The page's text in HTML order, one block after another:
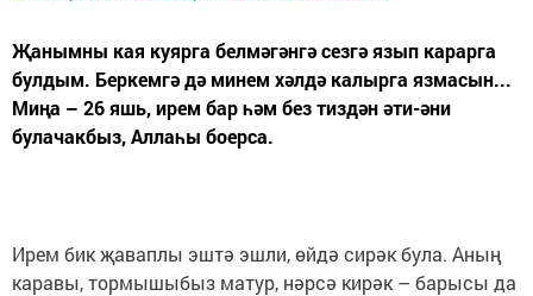
Җанымны кая куярга белмәгәнгә сезгә язып карарга
булдым. Беркемгә дә минем хәлдә калырга язмасын...
Миңа – 26 яшь, ирем бар һәм без тиздән әти-әни
булачакбыз, Аллаһы боерса.
Ирем бик җаваплы эштә эшли, өйдә сирәк була. Аның
каравы, тормышыбыз матур, нәрсә кирәк – барысы да